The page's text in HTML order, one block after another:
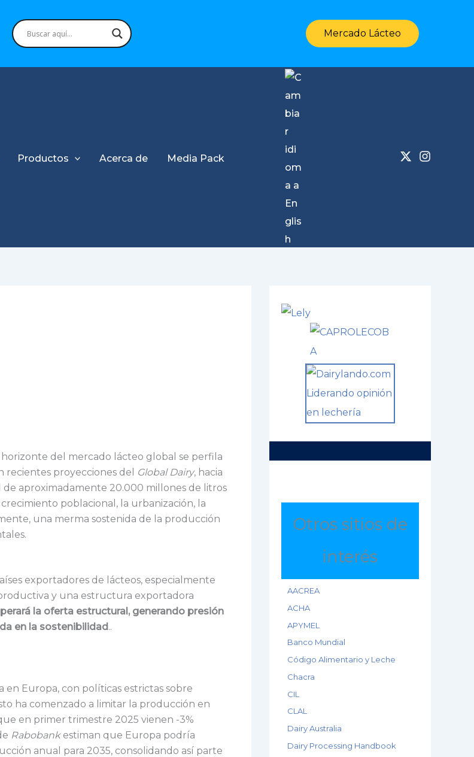
Mercado Lácteo
Productos Acerca de Media Pack
horizonte del mercado lácteo global se perfila
recientes proyecciones del
Global Dairy, hacia
aproximadamente 20.000 millones de litros
poblacional, la urbanización, la
una merma sostenida de la producción
exportadores de lácteos, especialmente
y una estructura exportadora
la oferta estructural, generando presión
en la sostenibilidad..
en Europa, con políticas estrictas sobre
ha comenzado a limitar la producción en
en primer trimestre 2025 vienen -3%
Rabobankestiman que Europa podría
anual para 2035, consolidando así parte
Otros sitios de
interés
AACREA
ACHA
APYMEL
Banco Mundial
Código Alimentario y Leche
Chacra
CIL
CLAL
Dairy Australia
Dairy Processing Handbook